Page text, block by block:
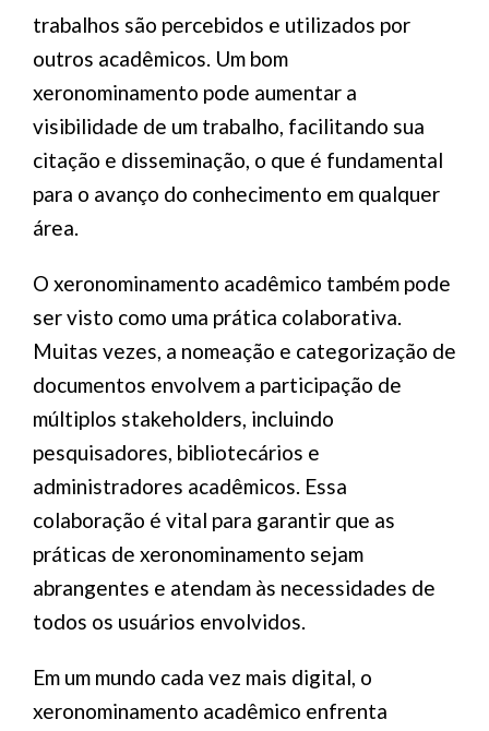
trabalhos são percebidos e utilizados por
outros acadêmicos. Um bom
xeronominamento pode aumentar a
visibilidade de um trabalho, facilitando sua
citação e disseminação, o que é fundamental
para o avanço do conhecimento em qualquer
área.
O xeronominamento acadêmico também pode
ser visto como uma prática colaborativa.
Muitas vezes, a nomeação e categorização de
documentos envolvem a participação de
múltiplos stakeholders, incluindo
pesquisadores, bibliotecários e
administradores acadêmicos. Essa
colaboração é vital para garantir que as
práticas de xeronominamento sejam
abrangentes e atendam às necessidades de
todos os usuários envolvidos.
Em um mundo cada vez mais digital, o
xeronominamento acadêmico enfrenta